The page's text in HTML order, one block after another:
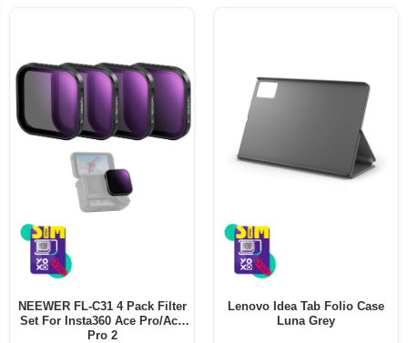
NEEWER FL-C31 4 Pack Filter
Set For Insta360 Ace Pro/Ace
Pro 2
Lenovo Idea Tab Folio Case
Luna Grey